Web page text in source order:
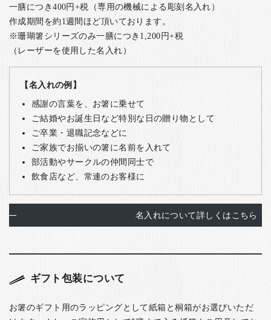
一膳につき400円+税（専用の機械による彫刻名入れ）
作成期間を約1週間ほど頂いております。
※珊瑚箸シリーズのみ一膳につき1,200円+税
（レーザーを使用した名入れ）
【名入れの例】
感謝の言葉を、お箸に乗せて
ご結婚やお誕生日など特別な日の贈り物として
ご卒業・退職記念などに
ご家族でお揃いの箸に名前を入れて
部活動やサークルの仲間同士で
飲食店など、常連のお客様に
名入れについて詳しくはこちら
ギフト包装について
お箸のギフト用のラッピングとして紙箱と桐箱がお選びいただ